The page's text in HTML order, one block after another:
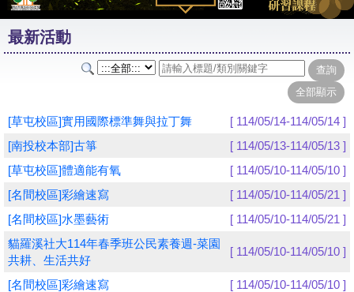
活動花絮
課程一覽表
志工與社團
友站連結
網路選課
學員專區
教師專區
評委專區
最新活動
[草屯校區]實用國際標準舞與拉丁舞
[ 114/05/14-114/05/14 ]
[南投校本部]古箏
[ 114/05/13-114/05/13 ]
[草屯校區]體適能有氧
[ 114/05/10-114/05/10 ]
[名間校區]彩繪速寫
[ 114/05/10-114/05/21 ]
[名間校區]水墨藝術
[ 114/05/10-114/05/21 ]
貓羅溪社大114年春季班公民素養週-菜園
共耕、生活共好
[ 114/05/10-114/05/10 ]
[名間校區]彩繪速寫
[ 114/05/10-114/05/10 ]